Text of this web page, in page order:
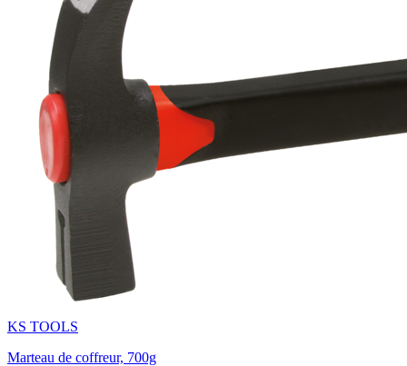
KS TOOLS
Marteau de coffreur, 700g